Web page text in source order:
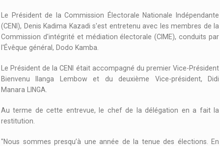
Le Président de la Commission Électorale Nationale Indépendante
(CENI), Denis Kadima Kazadi s'est entretenu avec les membres de la
Commission d'intégrité et médiation électorale (CIME), conduits par
l'Évêque général, Dodo Kamba.
Le Président de la CENI était accompagné du premier Vice-Président
Bienvenu Ilanga Lembow et du deuxième Vice-président, Didi
Manara LINGA.
Au terme de cette entrevue, le chef de la délégation en a fait la
restitution.
"Nous sommes presqu’à une année de la tenue des élections. En